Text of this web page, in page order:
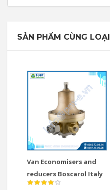
SẢN PHẨM CÙNG LOẠI
Van Economisers and
reducers Boscarol Italy